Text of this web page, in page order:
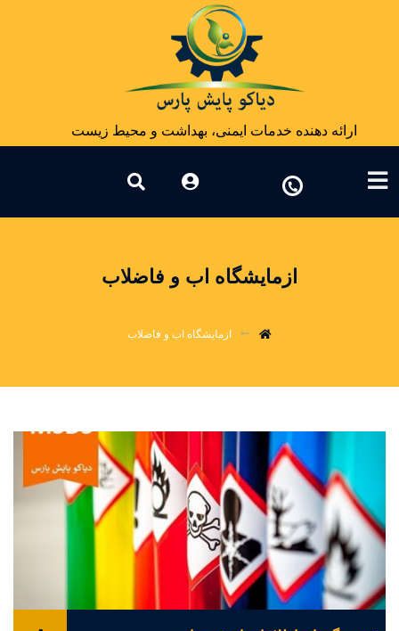
ارائه دهنده خدمات ایمنی، بهداشت و محیط زیست
ازمایشگاه اب و فاضلاب
ازمایشگاه اب و فاضلاب